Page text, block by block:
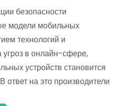
безопасности
модели мобильных
технологий и
угроз в онлайн-сфере,
устройств становится
ответ на это производители